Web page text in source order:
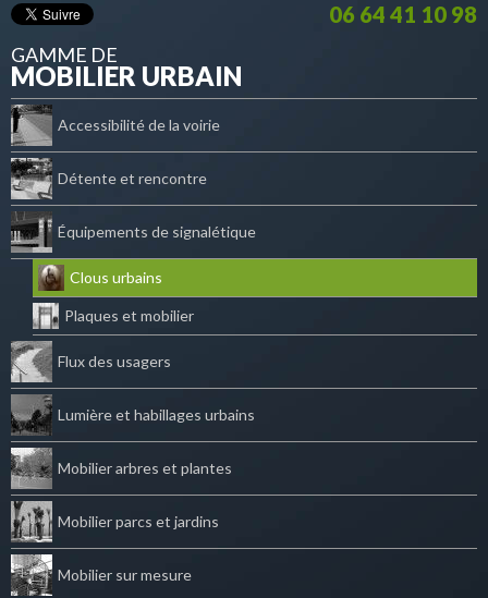
06 64 41 10 98
GAMME DE
MOBILIER URBAIN
Accessibilité de la voirie
Détente et rencontre
Équipements de signalétique
Clous urbains
Plaques et mobilier
Flux des usagers
Lumière et habillages urbains
Mobilier arbres et plantes
Mobilier parcs et jardins
Mobilier sur mesure